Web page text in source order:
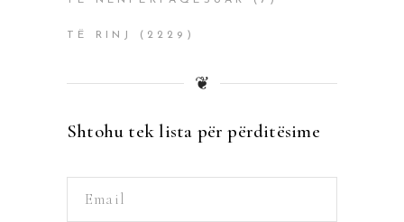
TË RINJ (2229)
❦
Shtohu tek lista për përditësime